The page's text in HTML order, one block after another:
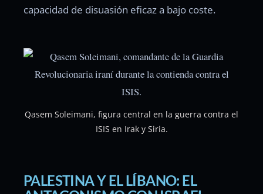
capacidad de disuasión eficaz a bajo coste.
Qasem Soleimani, figura central en la guerra contra el
ISIS en Irak y Siria.
PALESTINA Y EL LÍBANO: EL